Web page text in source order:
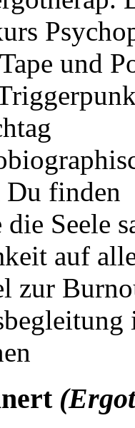
und
Du finden
Seele
auf
zur